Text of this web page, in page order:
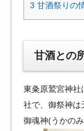
3 甘酒祭りの
甘酒との
東粂原鷲宮神社
社で、御祭神は
御魂神(うかの